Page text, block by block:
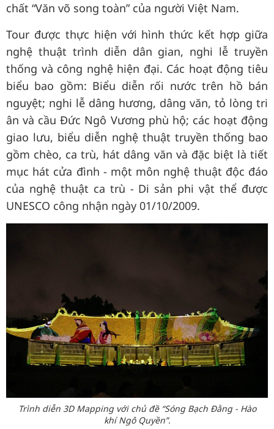
chất “Văn võ song toàn” của người Việt Nam.
Tour được thực hiện với hình thức kết hợp giữa
nghệ thuật trình diễn dân gian, nghi lễ truyền
thống và công nghệ hiện đại. Các hoạt động tiêu
biểu bao gồm: Biểu diễn rối nước trên hồ bán
nguyệt; nghi lễ dâng hương, dâng văn, tỏ lòng tri
ân và cầu Đức Ngô Vương phù hộ; các hoạt động
giao lưu, biểu diễn nghệ thuật truyền thống bao
gồm chèo, ca trù, hát dâng văn và đặc biệt là tiết
mục hát cửa đình - một môn nghệ thuật độc đáo
của nghệ thuật ca trù - Di sản phi vật thể được
UNESCO công nhận ngày 01/10/2009.
Trình diễn 3D Mapping với chủ đề “Sóng Bạch Đằng - Hào
khí Ngô Quyền”.